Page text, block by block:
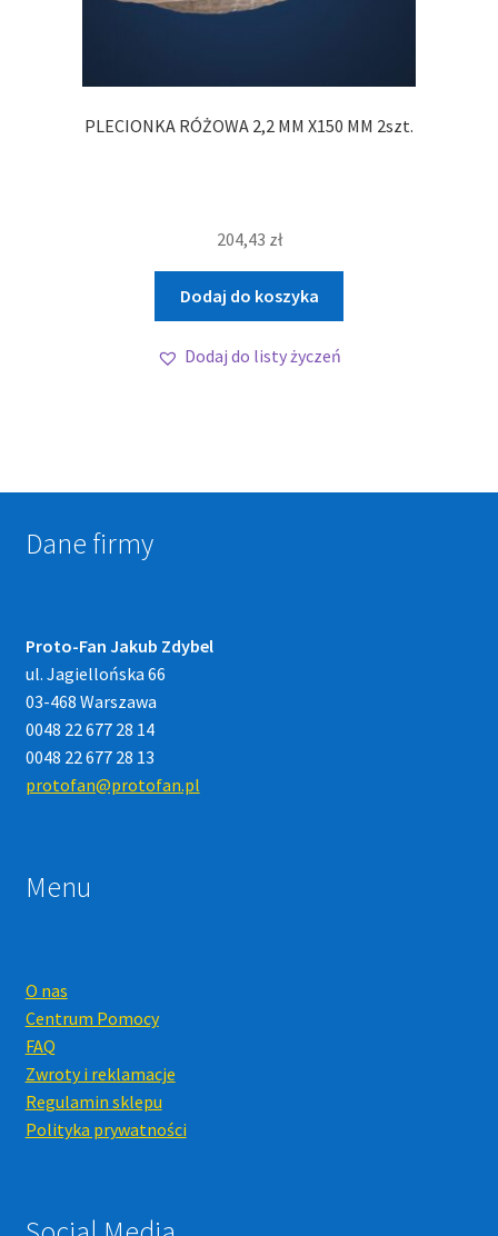
PLECIONKA RÓŻOWA 2,2 MM X150 MM 2szt.
204,43 zł
Dodaj do koszyka
Dodaj do listy życzeń
Dane firmy
Proto-Fan Jakub Zdybel
ul. Jagiellońska 66
03-468 Warszawa
0048 22 677 28 14
0048 22 677 28 13
protofan@protofan.pl
Menu
O nas
Centrum Pomocy
FAQ
Zwroty i reklamacje
Regulamin sklepu
Polityka prywatności